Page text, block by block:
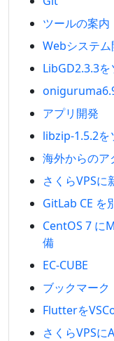
ツールの案内
Webシステム
LibGD2.3.3
アプリ開発
libzip-1.5.2を
海外からのア
さくらVPS
GitLab CE を
CentOS 7 に
備
EC-CUBE
ブックマーク
Flutterを
さくらVPS